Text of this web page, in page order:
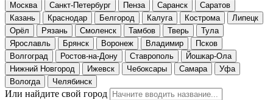
Москва Санкт-Петербург Пенза Саранск
Саратов
Казань
Краснодар Белгород Калуга Кострома
Липецк
Орёл
Рязань Смоленск Тамбов Тверь
Тула
Ярославль
Брянск Воронеж Владимир
Псков
Волгоград
Ростов-на-Дону Ставрополь
Йошкар-Ола
Нижний Новгород
Ижевск Чебоксары Самара
Уфа
Вологда
Челябинск
Или найдите свой город